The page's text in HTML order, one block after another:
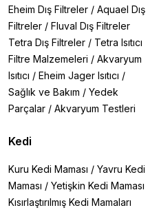
Eheim Dış Filtreler / Aquael Dış
Filtreler / Fluval Dış Filtreler
Tetra Dış Filtreler / Tetra Isıtıcı
Filtre Malzemeleri / Akvaryum
Isıtıcı / Eheim Jager Isıtıcı /
Sağlık ve Bakım / Yedek
Parçalar / Akvaryum Testleri
Kedi
Kuru Kedi Maması / Yavru Kedi
Maması / Yetişkin Kedi Maması
Kısırlaştırılmış Kedi Mamaları